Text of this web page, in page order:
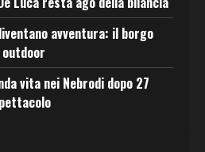
avventura: il borgo
vita nei Nebrodi dopo 27